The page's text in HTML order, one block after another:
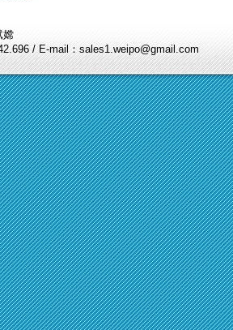
嫦
/ E-mail：sales1.weipo@gmail.com